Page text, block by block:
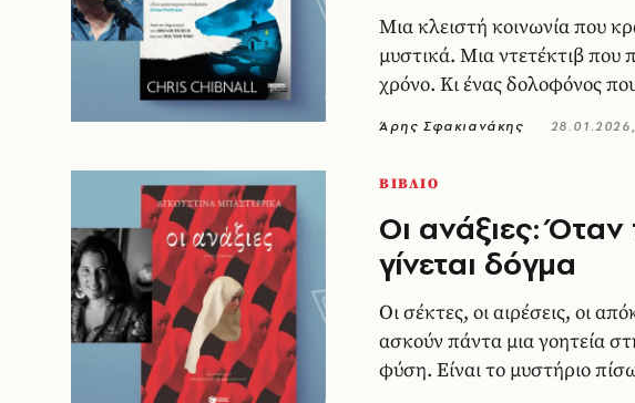
Μια κλειστή κοινωνία που
μυστικά. Μια ντετέκτιβ που
χρόνο. Κι ένας δολοφόνος
Άρης Σφακιανάκης
ΒΙΒΛΙΟ
Οι ανάξιες:
γίνεται δόγμα
Οι σέκτες, οι αιρέσεις, οι
ασκούν πάντα μια γοητεία
φύση. Είναι το μυστήριο